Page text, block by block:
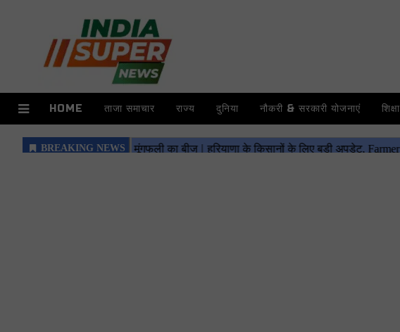
HOME ताजा समाचार राज्य दुनिया नौकरी & सरकारी योजनाएं शिक्षा